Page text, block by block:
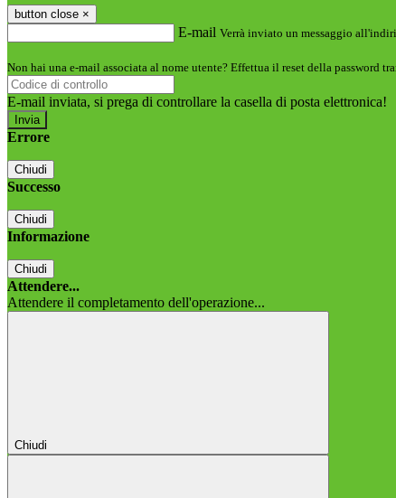
button close ×
E-mail Verrà inviato un messaggio
Non hai una e-mail associata al nome utente? Effettua il reset della password
E-mail inviata, si prega di controllare la casella di posta elettronica!
Errore
Chiudi
Successo
Chiudi
Informazione
Chiudi
Attendere...
Attendere il completamento dell'operazione...
Chiudi